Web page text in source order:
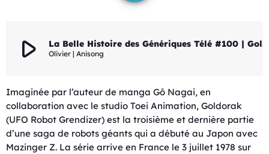
play_arrow La Belle Histoire des Génériques Télé #100 | Goldorak
Olivier | Anisong
Imaginée par l’auteur de manga Gô Nagai, en
collaboration avec le studio Toei Animation, Goldorak
(UFO Robot Grendizer) est la troisième et dernière partie
d’une saga de robots géants qui a débuté au Japon avec
Mazinger Z. La série arrive en France le 3 juillet 1978 sur